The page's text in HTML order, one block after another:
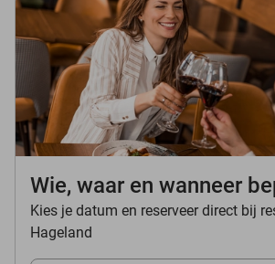
Wie, waar en wanneer
Kies je datum en reserveer direct bij
Hageland